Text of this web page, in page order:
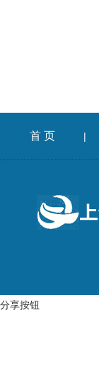
首 页 |
分享按钮